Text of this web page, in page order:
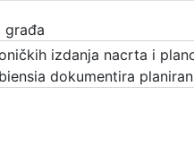
građa
izdanja nacrta i
dokumentira